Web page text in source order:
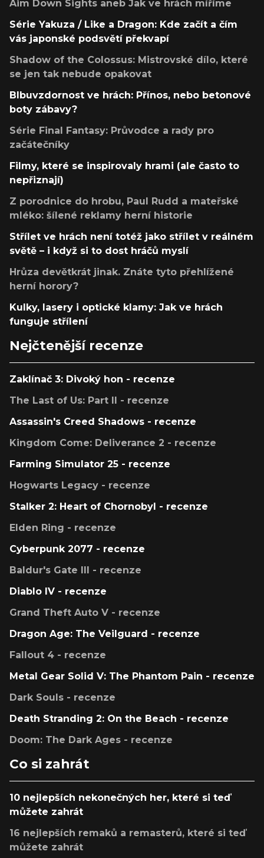
Aim Down Sights aneb Jak ve hrách míříme
Série Yakuza / Like a Dragon: Kde začít a čím
vás japonské podsvětí překvapí
Shadow of the Colossus: Mistrovské dílo, které
se jen tak nebude opakovat
Blbuvzdornost ve hrách: Přínos, nebo betonové
boty zábavy?
Série Final Fantasy: Průvodce a rady pro
začátečníky
Filmy, které se inspirovaly hrami (ale často to
nepřiznají)
Z porodnice do hrobu, Paul Rudd a mateřské
mléko: šílené reklamy herní historie
Střílet ve hrách není totéž jako střílet v reálném
světě – i když si to dost hráčů myslí
Hrůza devětkrát jinak. Znáte tyto přehlížené
herní horory?
Kulky, lasery i optické klamy: Jak ve hrách
funguje střílení
Nejčtenější recenze
Zaklínač 3: Divoký hon - recenze
The Last of Us: Part II - recenze
Assassin's Creed Shadows - recenze
Kingdom Come: Deliverance 2 - recenze
Farming Simulator 25 - recenze
Hogwarts Legacy - recenze
Stalker 2: Heart of Chornobyl - recenze
Elden Ring - recenze
Cyberpunk 2077 - recenze
Baldur's Gate III - recenze
Diablo IV - recenze
Grand Theft Auto V - recenze
Dragon Age: The Veilguard - recenze
Fallout 4 - recenze
Metal Gear Solid V: The Phantom Pain - recenze
Dark Souls - recenze
Death Stranding 2: On the Beach - recenze
Doom: The Dark Ages - recenze
Co si zahrát
10 nejlepších nekonečných her, které si teď
můžete zahrát
16 nejlepších remaků a remasterů, které si teď
můžete zahrát